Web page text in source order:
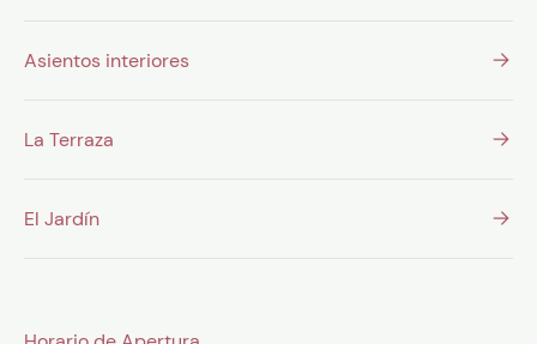
Asientos interiores
La Terraza
El Jardín